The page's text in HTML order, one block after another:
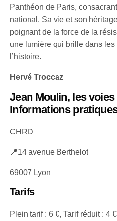
Panthéon de Paris,
national. Sa vie et son
poignant de la force de la
une lumière qui brille dans
l’histoire.
Hervé Troccaz
Jean Moulin, les
Informations
CHRD
📍14 avenue Berthelot
69007 Lyon
Tarifs
Plein tarif : 6 €, Tarif réduit : 4